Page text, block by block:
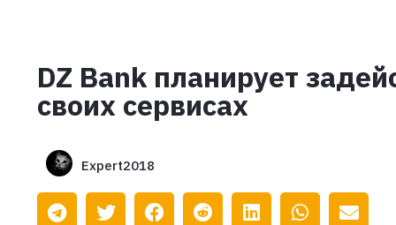
DZ Bank планирует
своих сервисах
Expert2018